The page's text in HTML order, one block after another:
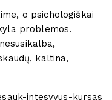
o psichologiškai
problemos.
kaltina,
intesyvus-kursas